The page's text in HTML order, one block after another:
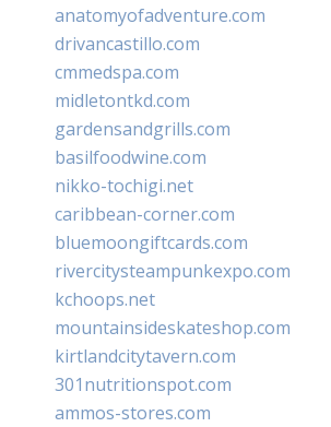
anatomyofadventure.com
drivancastillo.com
cmmedspa.com
midletontkd.com
gardensandgrills.com
basilfoodwine.com
nikko-tochigi.net
caribbean-corner.com
bluemoongiftcards.com
rivercitysteampunkexpo.com
kchoops.net
mountainsideskateshop.com
kirtlandcitytavern.com
301nutritionspot.com
ammos-stores.com